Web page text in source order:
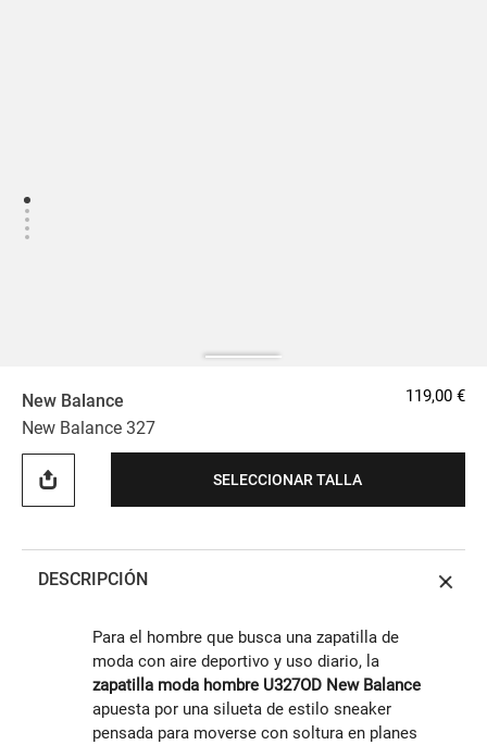
New Balance
New Balance 327
119,00 €
SELECCIONAR TALLA
DESCRIPCIÓN
Para el hombre que busca una zapatilla de
moda con aire deportivo y uso diario, la
zapatilla moda hombre U327OD New Balance
apuesta por una silueta de estilo sneaker
pensada para moverse con soltura en planes